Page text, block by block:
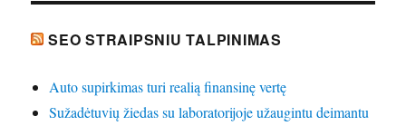
SEO STRAIPSNIU TALPINIMAS
Auto supirkimas turi realią finansinę vertę
Sužadėtuvių žiedas su laboratorijoje užaugintu deimantu